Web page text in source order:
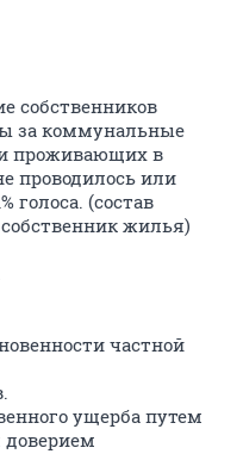
собственников
за коммунальные
проживающих в
проводилось или
голоса. (состав
жилья)
частной
ущерба путем
доверием